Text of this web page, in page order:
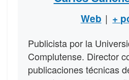
Web | +
Publicista por la
Complutense. Director
publicaciones técnicas